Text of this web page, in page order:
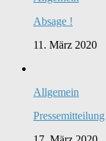
Absage !
11. März 2020
Allgemein
Pressemitteilung